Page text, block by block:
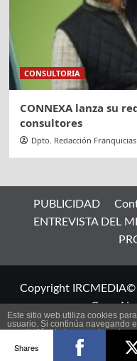
CONSULTORIA
CONNEXA lanza su
consultores
Dpto. Redacción Franquicias
PUBLICIDAD
ENTREVISTA DEL
Copyright IRCMEDIA©
Este sitio web utiliza cookies
usuario. Si continúa navegando
aceptación de las mencionadas
, pinche el enlace para
Shares